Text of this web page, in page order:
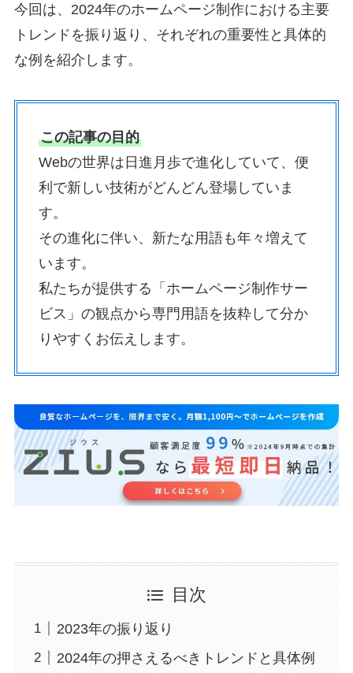
今回は、2024年のホームページ制作における主要
トレンドを振り返り、それぞれの重要性と具体的
な例を紹介します。
この記事の目的
Webの世界は日進月歩で進化していて、便
利で新しい技術がどんどん登場していま
す。
その進化に伴い、新たな用語も年々増えて
います。
私たちが提供する「ホームページ制作サー
ビス」の観点から専門用語を抜粋して分か
りやすくお伝えします。
目次
2023年の振り返り
2024年の押さえるべきトレンドと具体例